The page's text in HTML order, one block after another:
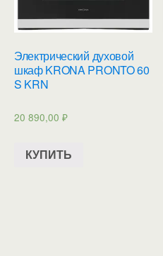
Электрический духовой
шкаф KRONA PRONTO 60
S KRN
20 890,00 ₽
КУПИТЬ